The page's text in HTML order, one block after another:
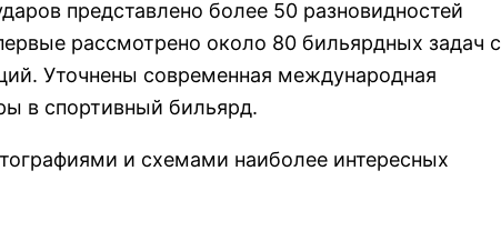
представлено более 50 разновидностей
рассмотрено около 80 бильярдных задач с
Уточнены современная международная
в спортивный бильярд.
и схемами наиболее интересных